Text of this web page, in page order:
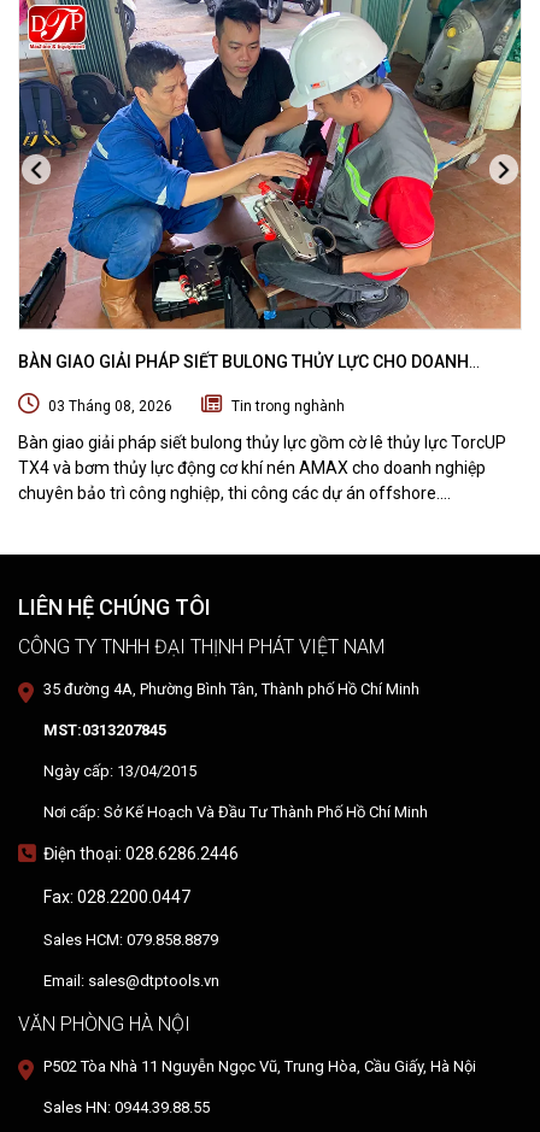
BÀN GIAO GIẢI PHÁP SIẾT BULONG THỦY LỰC CHO DOANH
NGHIỆP CHUYÊN BẢO TRÌ VÀ THI CÔNG CÁC DỰ ÁN OFFSHORE
03 Tháng 08, 2026 Tin trong nghành
Bàn giao giải pháp siết bulong thủy lực gồm cờ lê thủy lực TorcUP
TX4 và bơm thủy lực động cơ khí nén AMAX cho doanh nghiệp
chuyên bảo trì công nghiệp, thi công các dự án offshore.
LIÊN HỆ CHÚNG TÔI
CÔNG TY TNHH ĐẠI THỊNH PHÁT VIỆT NAM
35 đường 4A, Phường Bình Tân, Thành phố Hồ Chí Minh
MST:0313207845
Ngày cấp: 13/04/2015
Nơi cấp: Sở Kế Hoạch Và Đầu Tư Thành Phố Hồ Chí Minh
Điện thoại: 028.6286.2446
Fax: 028.2200.0447
Sales HCM: 079.858.8879
Email: sales@dtptools.vn
VĂN PHÒNG HÀ NỘI
P502 Tòa Nhà 11 Nguyễn Ngọc Vũ, Trung Hòa, Cầu Giấy, Hà Nội
Sales HN: 0944.39.88.55